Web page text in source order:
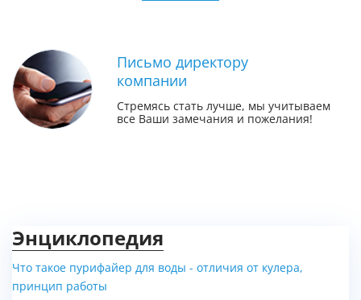
Письмо директору
компании
Стремясь стать лучше, мы учитываем
все Ваши замечания и пожелания!
Энциклопедия
Что такое пурифайер для воды - отличия от кулера,
принцип работы